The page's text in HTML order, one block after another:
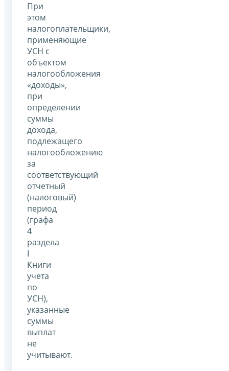
При
этом
налогоплательщики,
применяющие
УСН с
объектом
налогообложения
«доходы»,
при
определении
суммы
дохода,
подлежащего
налогообложению
за
соответствующий
отчетный
(налоговый)
период
(графа
4
раздела
I
Книги
учета
по
УСН),
указанные
суммы
выплат
не
учитывают.